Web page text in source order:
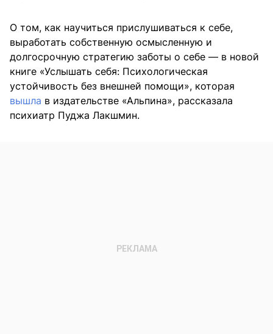
О том, как научиться прислушиваться к себе,
выработать собственную осмысленную и
долгосрочную стратегию заботы о себе — в новой
книге «Услышать себя: Психологическая
устойчивость без внешней помощи», которая
вышла в издательстве «Альпина», рассказала
психиатр Пуджа Лакшмин.